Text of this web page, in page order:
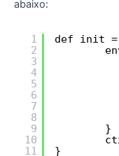
abaixo:
1
2
3
4
5
6
7
8
9
10
11
def init =
}
}